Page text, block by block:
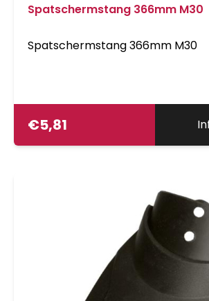
Spatschermstang 366mm M30
Spatschermstang 366mm M30
€5,81